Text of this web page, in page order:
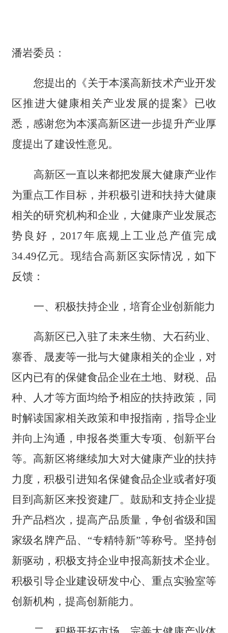
潘岩委员：
您提出的《关于本溪高新技术产业开发
区推进大健康相关产业发展的提案》已收
悉，感谢您为本溪高新区进一步提升产业厚
度提出了建设性意见。
高新区一直以来都把发展大健康产业作
为重点工作目标，并积极引进和扶持大健康
相关的研究机构和企业，大健康产业发展态
势良好， 2017年底规上工业总产值完成
34.49亿元。现结合高新区实际情况，如下
反馈：
一、 积极扶持企业，培育企业创新能力
高新区已入驻了未来生物、大石药业、
寨香、晟麦等一批与大健康相关的企业，对
区内已有的保健食品企业在土地、财税、品
种、人才等方面均给予相应的扶持政策，同
时解读国家相关政策和申报指南，指导企业
并向上沟通，申报各类重大专项、创新平台
等。高新区将继续加大对大健康产业的扶持
力度，积极引进知名保健食品企业或者好项
目到高新区来投资建厂。鼓励和支持企业提
升产品档次，提高产品质量，争创省级和国
家级名牌产品、 “专精特新”等称号。坚持创
新驱动，积极支持企业申报高新技术企业。
积极引导企业建设研发中心、重点实验室等
创新机构，提高创新能力。